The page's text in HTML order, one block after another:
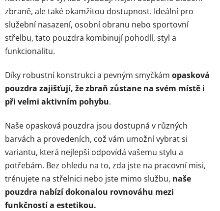
r
k
y
p
i
s
u
zbraně, ale také okamžitou dostupnost. Ideální pro
služební nasazení, osobní obranu nebo sportovní
střelbu, tato pouzdra kombinují pohodlí, styl a
funkcionalitu.
Díky robustní konstrukci a pevným smyčkám opasková
pouzdra zajišťují, že zbraň zůstane na svém místě i
při velmi aktivním pohybu.
Naše opasková pouzdra jsou dostupná v různých
barvách a provedeních, což vám umožní vybrat si
variantu, která nejlepší odpovídá vašemu stylu a
potřebám. Bez ohledu na to, zda jste na pracovní misi,
trénujete na střelnici nebo jste mimo službu, naše
pouzdra nabízí dokonalou rovnováhu mezi
funkčností a estetikou.